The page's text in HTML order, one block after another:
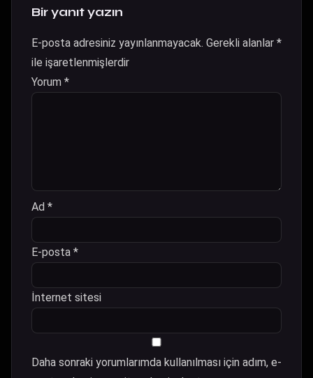
Bir yanıt yazın
E-posta adresiniz yayınlanmayacak. Gerekli alanlar *
ile işaretlenmişlerdir
Yorum *
Ad *
E-posta *
İnternet sitesi
Daha sonraki yorumlarımda kullanılması için adım, e-